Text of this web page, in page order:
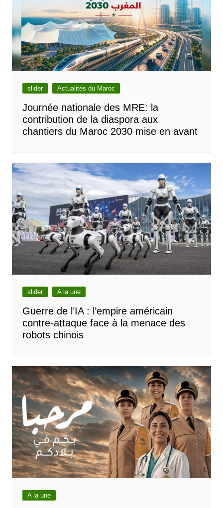
slider Actualités du Maroc
Journée nationale des MRE: la
contribution de la diaspora aux
chantiers du Maroc 2030 mise en avant
slider A la une
Guerre de l’IA : l’empire américain
contre-attaque face à la menace des
robots chinois
A la une